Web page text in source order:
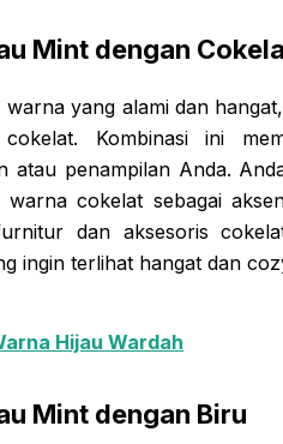
Mint dengan
yang alami dan
Kombinasi ini
atau penampilan Anda.
cokelat sebagai
dan aksesoris
ingin terlihat hangat dan
Hijau Wardah
Mint dengan Biru